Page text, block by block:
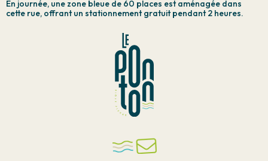
En journée, une zone bleue de 60 places est aménagée dans
cette rue, offrant un stationnement gratuit pendant 2 heures.